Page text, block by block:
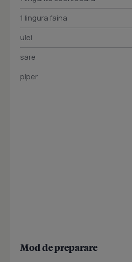
1 lingura faina
ulei
sare
piper
Mod de preparare